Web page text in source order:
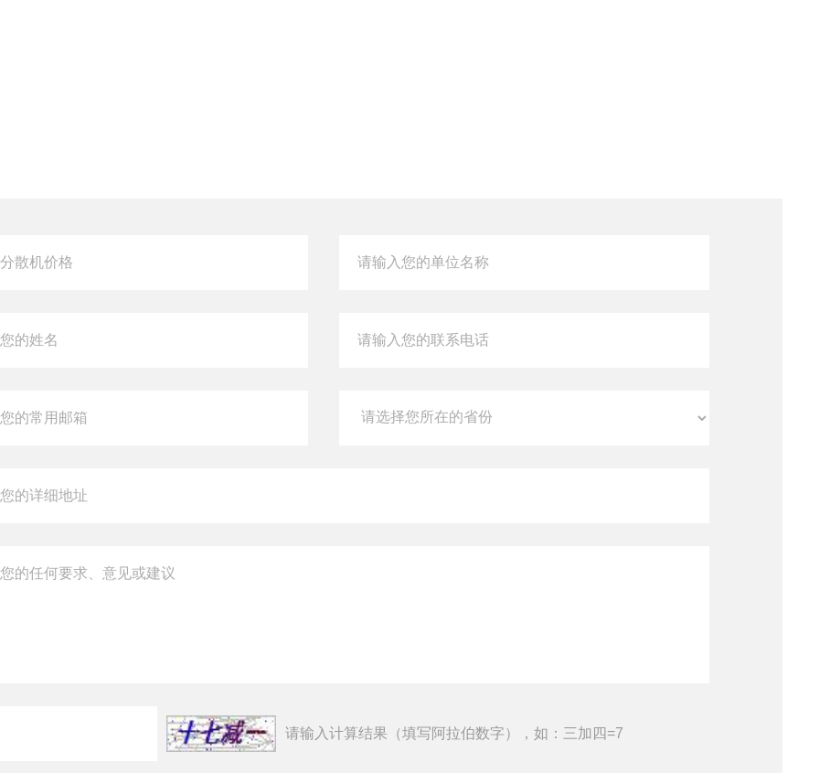
请输入计算结果（填写阿拉伯数字），如：三加四=7